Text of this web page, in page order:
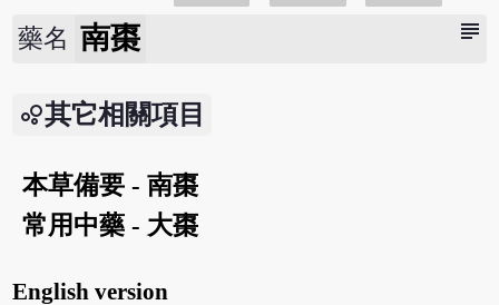
subject
藥名 南棗
其它相關項目
本草備要 - 南棗
常用中藥 - 大棗
English version